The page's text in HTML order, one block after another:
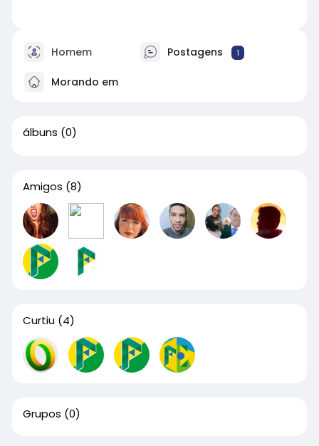
Homem Postagens 1
Morando em
álbuns (0)
Amigos (8)
Curtiu (4)
Grupos (0)